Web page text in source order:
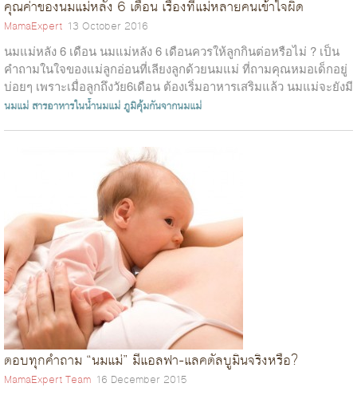
คุณค่าของนมแม่หลัง 6 เดือน เรื่องที่แม่หลายคนเข้าใจผิด
MamaExpert 13 October 2016
นมแม่หลัง 6 เดือน นมแม่หลัง 6 เดือนควรให้ลูกกินต่อหรือไม่ ? เป็น
คำถามในใจของแม่ลูกอ่อนที่เลียงลูกด้วยนมแม่ ที่ถามคุณหมอเด็กอยู่
บ่อยๆ เพราะเมื่อลูกถึงวัย6เดือน ต้องเริ่มอาหารเสริมแล้ว นมแม่จะยังมี
ประ...
นมแม่ สารอาหารในน้ำนมแม่ภูมิคุ้มกันจากนมแม่
ตอบทุกคำถาม “นมแม่” มีแอลฟา-แลคตัลบูมินจริงหรือ?
MamaExpert Team 16 December 2015